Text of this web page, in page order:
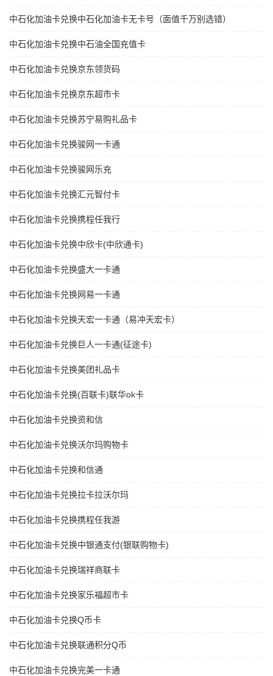
中石化加油卡兑换中石化加油卡无卡号（面值千万别选错）
中石化加油卡兑换中石油全国充值卡
中石化加油卡兑换京东领货码
中石化加油卡兑换京东超市卡
中石化加油卡兑换苏宁易购礼品卡
中石化加油卡兑换骏网一卡通
中石化加油卡兑换骏网乐充
中石化加油卡兑换汇元智付卡
中石化加油卡兑换携程任我行
中石化加油卡兑换中欣卡(中欣通卡)
中石化加油卡兑换盛大一卡通
中石化加油卡兑换网易一卡通
中石化加油卡兑换天宏一卡通（易冲天宏卡）
中石化加油卡兑换巨人一卡通(征途卡)
中石化加油卡兑换美团礼品卡
中石化加油卡兑换(百联卡)联华ok卡
中石化加油卡兑换资和信
中石化加油卡兑换沃尔玛购物卡
中石化加油卡兑换和信通
中石化加油卡兑换拉卡拉沃尔玛
中石化加油卡兑换携程任我游
中石化加油卡兑换中银通支付(银联购物卡)
中石化加油卡兑换瑞祥商联卡
中石化加油卡兑换家乐福超市卡
中石化加油卡兑换Q币卡
中石化加油卡兑换联通积分Q币
中石化加油卡兑换完美一卡通